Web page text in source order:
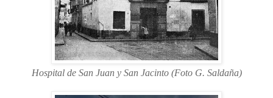
Hospital de San Juan y San Jacinto (Foto G. Saldaña)